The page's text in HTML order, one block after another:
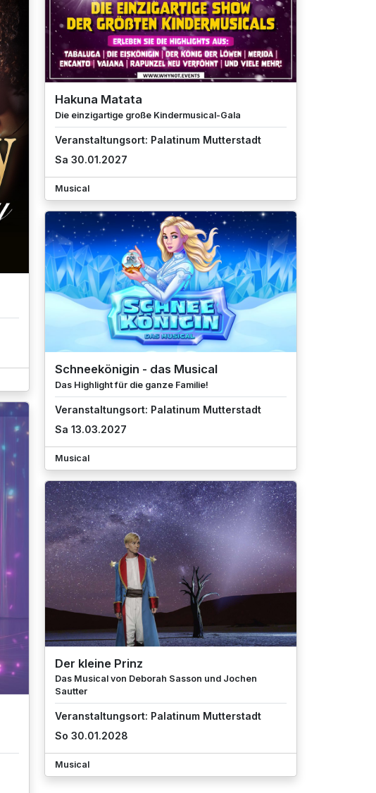
Hakuna Matata
Die einzigartige große Kindermusical-Gala
Veranstaltungsort: Palatinum Mutterstadt
Sa 30.01.2027
Musical
Schneekönigin - das Musical
Das Highlight für die ganze Familie!
Veranstaltungsort: Palatinum Mutterstadt
Sa 13.03.2027
Musical
Der kleine Prinz
Das Musical von Deborah Sasson und Jochen
Sautter
Veranstaltungsort: Palatinum Mutterstadt
So 30.01.2028
Musical